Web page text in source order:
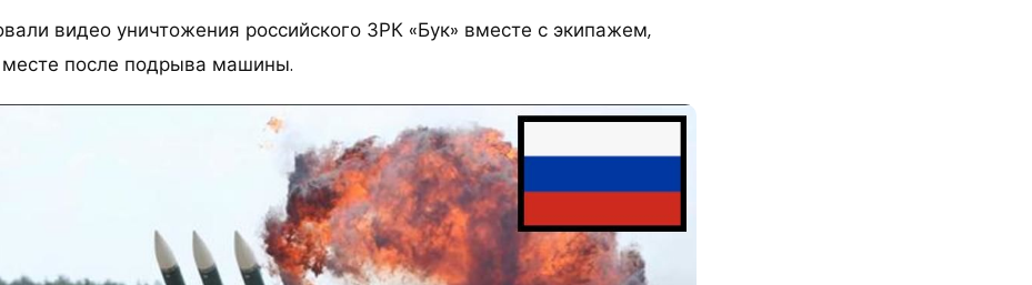
видео уничтожения российского ЗРК «Бук» вместе с экипажем,
после подрыва машины.